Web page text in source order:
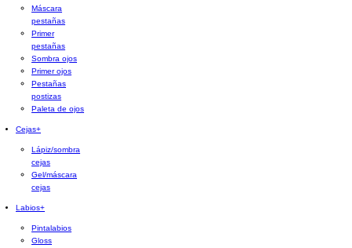
Máscara
pestañas
Primer
pestañas
Sombra ojos
Primer ojos
Pestañas
postizas
Paleta de ojos
Cejas+
Lápiz/sombra
cejas
Gel/máscara
cejas
Labios+
Pintalabios
Gloss